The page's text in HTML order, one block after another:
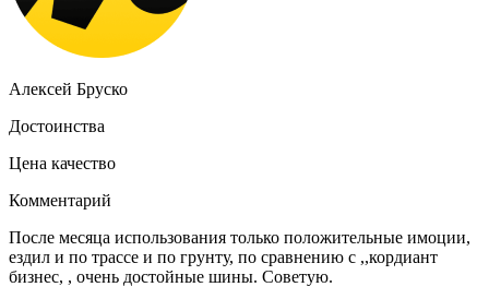
Алексей Бруско
Достоинства
Цена качество
Комментарий
После месяца использования только положительные имоции,
ездил и по трассе и по грунту, по сравнению с ,,кордиант
бизнес, , очень достойные шины. Советую.